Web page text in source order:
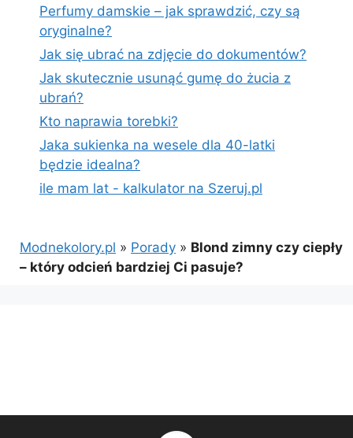
Perfumy damskie – jak sprawdzić, czy są
oryginalne?
Jak się ubrać na zdjęcie do dokumentów?
Jak skutecznie usunąć gumę do żucia z
ubrań?
Kto naprawia torebki?
Jaka sukienka na wesele dla 40-latki
będzie idealna?
ile mam lat - kalkulator na Szeruj.pl
Modnekolory.pl » Porady » Blond zimny czy ciepły
– który odcień bardziej Ci pasuje?